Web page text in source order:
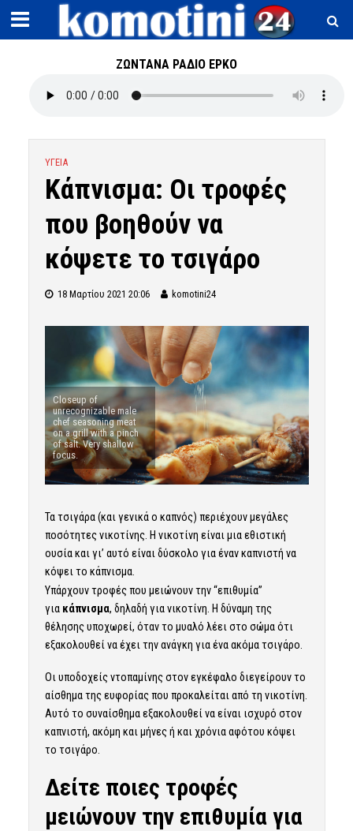
ΖΩΝΤΑΝΑ ΡΑΔΙΟ ΕΡΚΟ
ΥΓΕΙΑ
Κάπνισμα: Οι τροφές
που βοηθούν να
κόψετε το τσιγάρο
18 Μαρτίου 2021 20:06 komotini24
Closeup of
unrecognizable male
chef seasoning meat
on a grill with a pinch
of salt. Very shallow
focus.
Τα τσιγάρα (και γενικά ο καπνός) περιέχουν μεγάλες
ποσότητες νικοτίνης. Η νικοτίνη είναι μια εθιστική
ουσία και γι’ αυτό είναι δύσκολο για έναν καπνιστή να
κόψει το κάπνισμα.
Υπάρχουν τροφές που μειώνουν την “επιθυμία”
για κάπνισμα, δηλαδή για νικοτίνη. Η δύναμη της
θέλησης υποχωρεί, όταν το μυαλό λέει στο σώμα ότι
εξακολουθεί να έχει την ανάγκη για ένα ακόμα τσιγάρο.
Οι υποδοχείς ντοπαμίνης στον εγκέφαλο διεγείρουν το
αίσθημα της ευφορίας που προκαλείται από τη νικοτίνη.
Αυτό το συναίσθημα εξακολουθεί να είναι ισχυρό στον
καπνιστή, ακόμη και μήνες ή και χρόνια αφότου κόψει
το τσιγάρο.
Δείτε ποιες τροφές
μειώνουν την επιθυμία για